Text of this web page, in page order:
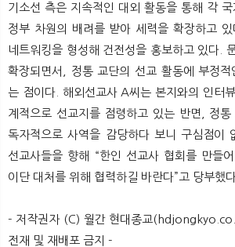
기소선 측은 지속적인 대외 활동을 통해 각 국
정부 차원의 배려를 받아 세력을 확장하고 있
네트워킹을 형성해 건전성을 홍보하고 있다.
확장되면서, 정통 교단의 선교 활동에 부정
는 점이다. 해외선교사 A씨는 본지와의 인터
계적으로 선교지를 점령하고 있는 반면, 정
독자적으로 사역을 감당하다 보니 구심점이
선교사들을 향해 “한인 선교사 협회를 만들
이단 대처를 위해 협력하길 바란다”고 당부했
- 저작권자 (C) 월간 현대종교
전재 및 재배포 금지 -